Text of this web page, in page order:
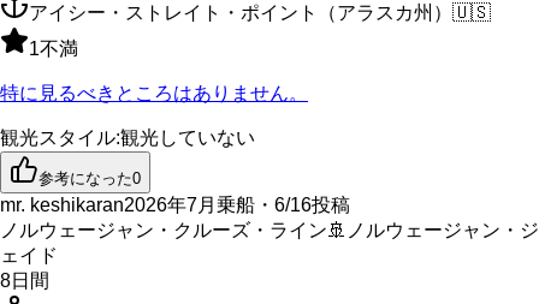
アイシー・ストレイト・ポイント（アラスカ州） 🇺🇸
1不満
特に見るべきところはありません。
観光スタイル:観光していない
参考になった0
mr. keshikaran2026年7月乗船・6/16投稿
ノルウェージャン・クルーズ・ライン 🚢 ノルウェージャン・ジ
ェイド
8日間